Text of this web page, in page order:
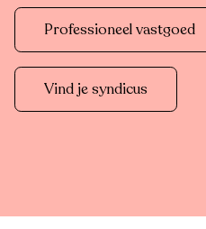
Professioneel vastgoed
Vind je syndicus